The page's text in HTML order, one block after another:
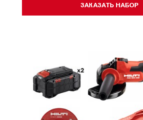
ЗАКАЗАТЬ НАБОР